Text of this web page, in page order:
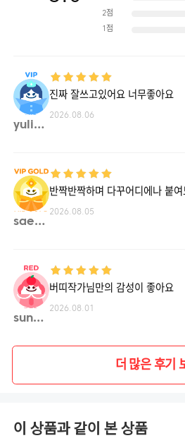
2점
1점
yulim**
진짜 잘쓰고있어요 너무좋아요
2026.08.06
sae2**
반짝반짝하며 다꾸어디에나 붙
2026.08.05
sungk**
버띠작가님만의 감성이 좋아요
2026.08.01
더 많은 후기
이 상품과 같이 본 상품